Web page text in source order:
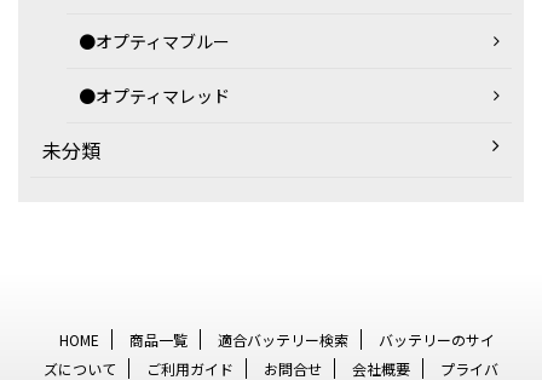
●オプティマブルー
●オプティマレッド
未分類
HOME 商品一覧 適合バッテリー検索
バッテリーのサイ
ズについて
ご利用ガイド お問合せ 会社概要
プライバ